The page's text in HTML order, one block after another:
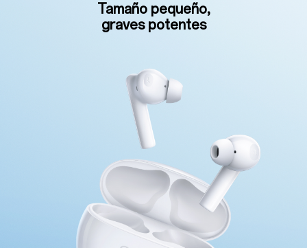
Tamaño pequeño,
graves potentes